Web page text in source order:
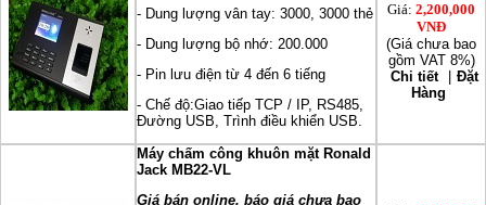
- Dung lượng vân tay: 3000, 3000 thẻ
- Dung lượng bộ nhớ: 200.000
- Pin lưu điện từ 4 đến 6 tiếng
- Chế độ:Giao tiếp TCP / IP, RS485,
Đường USB, Trình điều khiển USB.
Giá: 2,200,000
VNĐ
(Giá chưa bao
gồm VAT 8%)
Chi tiết
Đặt
Hàng
Máy chấm công khuôn mặt Ronald
Jack MB22-VL
Giá bán online, báo giá chưa bao